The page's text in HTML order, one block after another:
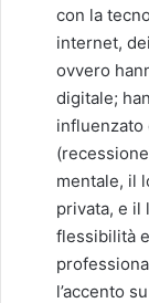
con la
internet,
ovvero
digitale;
influenzato
mentale, il
privata, e il
flessibilità
l’accento